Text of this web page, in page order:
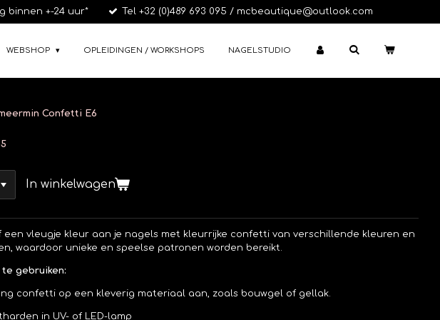
binnen +-24 uur* Tel +32 (0)489 693 095 / mcbeautique@outlook.com
WEBSHOP OPLEIDINGEN / WORKSHOPS NAGELSTUDIO
Confetti E6
In winkelwagen
een vleugje kleur aan je nagels met kleurrijke confetti van verschillende kleuren en
waardoor unieke en speelse patronen worden bereikt.
te gebruiken:
confetti op een kleverig materiaal aan, zoals bouwgel of gellak.
in UV- of LED-lamp